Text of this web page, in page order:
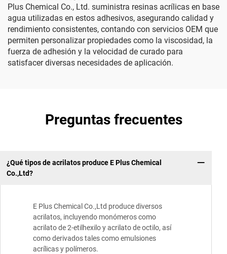
Plus Chemical Co., Ltd. suministra resinas acrílicas en base
agua utilizadas en estos adhesivos, asegurando calidad y
rendimiento consistentes, contando con servicios OEM que
permiten personalizar propiedades como la viscosidad, la
fuerza de adhesión y la velocidad de curado para
satisfacer diversas necesidades de aplicación.
Preguntas frecuentes
¿Qué tipos de acrilatos produce E Plus Chemical
Co.,Ltd?
E Plus Chemical Co.,Ltd produce diversos
acrilatos, incluyendo monómeros como
acrilato de 2-etilhexilo y acrilato de octilo, así
como derivados tales como emulsiones
acrílicas y polímeros.